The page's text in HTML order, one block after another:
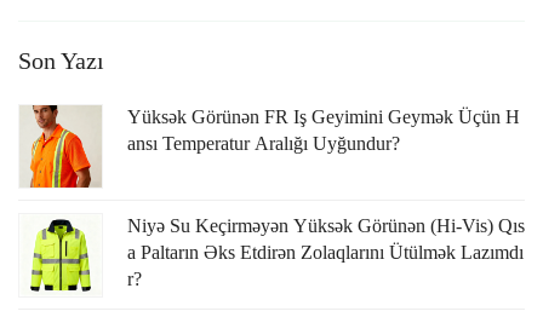
Son Yazı
Yüksək Görünən FR Iş Geyimini Geymək Üçün H
Ansı Temperatur Aralığı Uyğundur?
Niyə Su Keçirməyən Yüksək Görünən (Hi-Vis) Qıs
A Paltarın Əks Etdirən Zolaqlarını Ütülmək Lazımdı
R?